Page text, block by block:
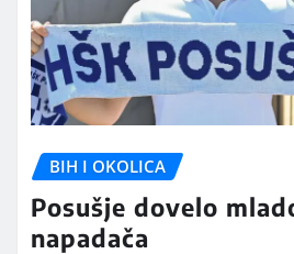
BIH I OKOLICA
Posušje dovelo
napadača